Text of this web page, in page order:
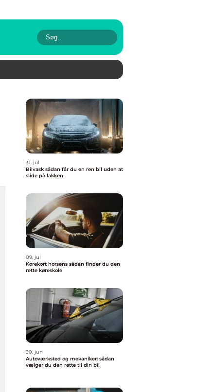
31. jul
Bilvask sådan får du en ren bil uden at
slide på lakken
09. jul
Kørekort horsens sådan finder du den
rette køreskole
30. jun
Autoværksted og mekaniker: sådan
vælger du den rette til din bil